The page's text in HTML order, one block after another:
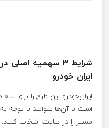
شرایط ۳ سهمیه
ایران خودرو
ایران‌خودرو این طرح را برای
است تا آن‌ها بتوانند با
مسیر را در سایت انتخاب کنند.